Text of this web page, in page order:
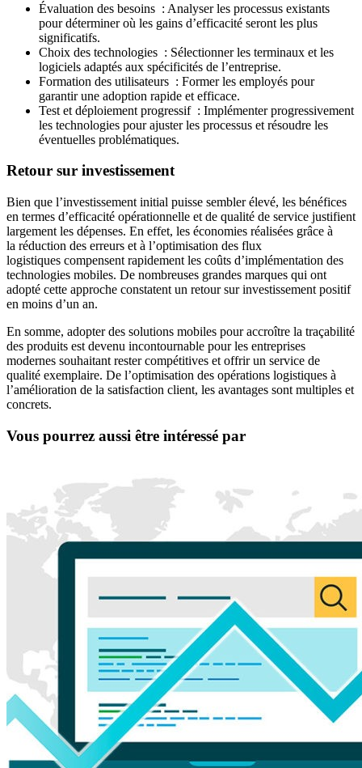
Évaluation des besoins : Analyser les processus existants
pour déterminer où les gains d’efficacité seront les plus
significatifs.
Choix des technologies : Sélectionner les terminaux et les
logiciels adaptés aux spécificités de l’entreprise.
Formation des utilisateurs : Former les employés pour
garantir une adoption rapide et efficace.
Test et déploiement progressif : Implémenter progressivement
les technologies pour ajuster les processus et résoudre les
éventuelles problématiques.
Retour sur investissement
Bien que l’investissement initial puisse sembler élevé, les bénéfices
en termes d’efficacité opérationnelle et de qualité de service justifient
largement les dépenses. En effet, les économies réalisées grâce à
la réduction des erreurs et à l’optimisation des flux
logistiques compensent rapidement les coûts d’implémentation des
technologies mobiles. De nombreuses grandes marques qui ont
adopté cette approche constatent un retour sur investissement positif
en moins d’un an.
En somme, adopter des solutions mobiles pour accroître la traçabilité
des produits est devenu incontournable pour les entreprises
modernes souhaitant rester compétitives et offrir un service de
qualité exemplaire. De l’optimisation des opérations logistiques à
l’amélioration de la satisfaction client, les avantages sont multiples et
concrets.
Vous pourrez aussi être intéressé par